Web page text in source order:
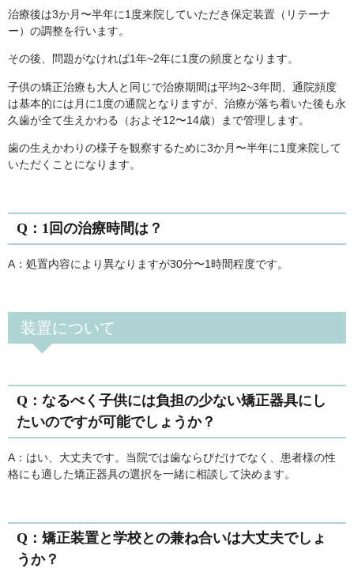
治療後は3か月〜半年に1度来院していただき保定装置（リテーナ
ー）の調整を行います。
その後、問題がなければ1年~2年に1度の頻度となります。
子供の矯正治療も大人と同じで治療期間は平均2~3年間、通院頻度
は基本的には月に1度の通院となりますが、治療が落ち着いた後も永
久歯が全て生えかわる（およそ12〜14歳）まで管理します。
歯の生えかわりの様子を観察するために3か月〜半年に1度来院して
いただくことになります。
Q：1回の治療時間は？
A：処置内容により異なりますが30分〜1時間程度です。
装置について
Q：なるべく子供には負担の少ない矯正器具にし
たいのですが可能でしょうか？
A：はい、大丈夫です。当院では歯ならびだけでなく、患者様の性
格にも適した矯正器具の選択を一緒に相談して決めます。
Q：矯正装置と学校との兼ね合いは大丈夫でしょ
うか？